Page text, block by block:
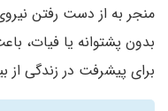
منجر به از دست رفتن
بدون پشتوانه یا فیات،
برای پیشرفت در زندگی از